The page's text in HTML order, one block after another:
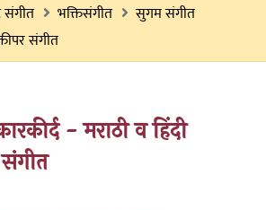
संगीत
भक्तिसंगीत
सुगम संगीत
संगीत
- मराठी व हिंदी
संगीत